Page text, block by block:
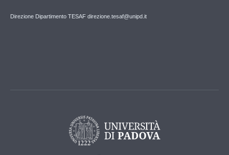
Direzione Dipartimento TESAF direzione.tesaf@unipd.it